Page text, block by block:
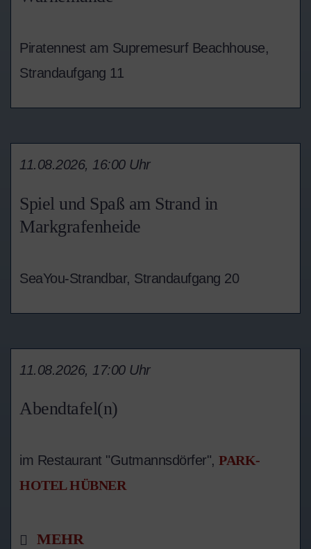
Piratennest am Supremesurf Beachhouse,
Strandaufgang 11
Spiel und Spaß am Strand in
Markgrafenheide
11.08.2026, 16:00 Uhr
SeaYou-Strandbar, Strandaufgang 20
Abendtafel(n)
11.08.2026, 17:00 Uhr
im Restaurant "Gutmannsdörfer", PARK-
HOTEL HÜBNER
MEHR